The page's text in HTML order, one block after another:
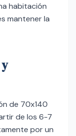
habitación
mantener la
de 70x140
de los 6-7
por un